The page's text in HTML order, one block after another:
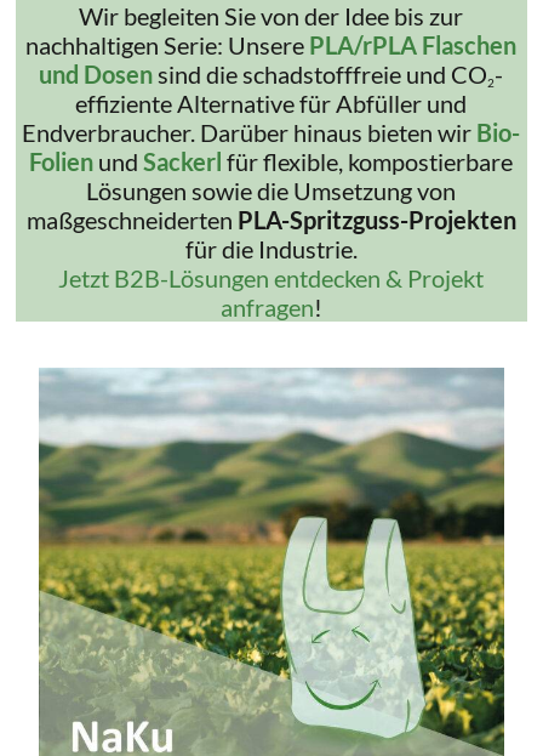
Wir begleiten Sie von der Idee bis zur
nachhaltigen Serie: Unsere PLA/rPLA Flaschen
und Dosensind die schadstofffreie und CO2-
effiziente Alternative für Abfüller und
Endverbraucher. Darüber hinaus bieten wir Bio-
Folien undSackerl für flexible, kompostierbare
Lösungen sowie die Umsetzung von
maßgeschneiderten PLA-Spritzguss-Projekten
für die Industrie.
Jetzt B2B-Lösungen entdecken & Projekt
anfragen!